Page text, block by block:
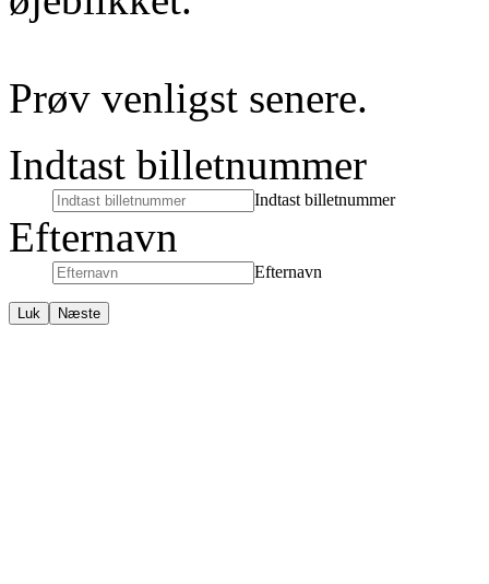
Prøv venligst senere.
Indtast billetnummer
Indtast billetnummer
Efternavn
Efternavn
Luk Næste